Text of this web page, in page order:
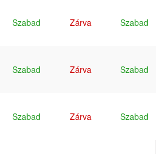
Szabad Zárva Szabad
Szabad Zárva Szabad
Szabad Zárva Szabad